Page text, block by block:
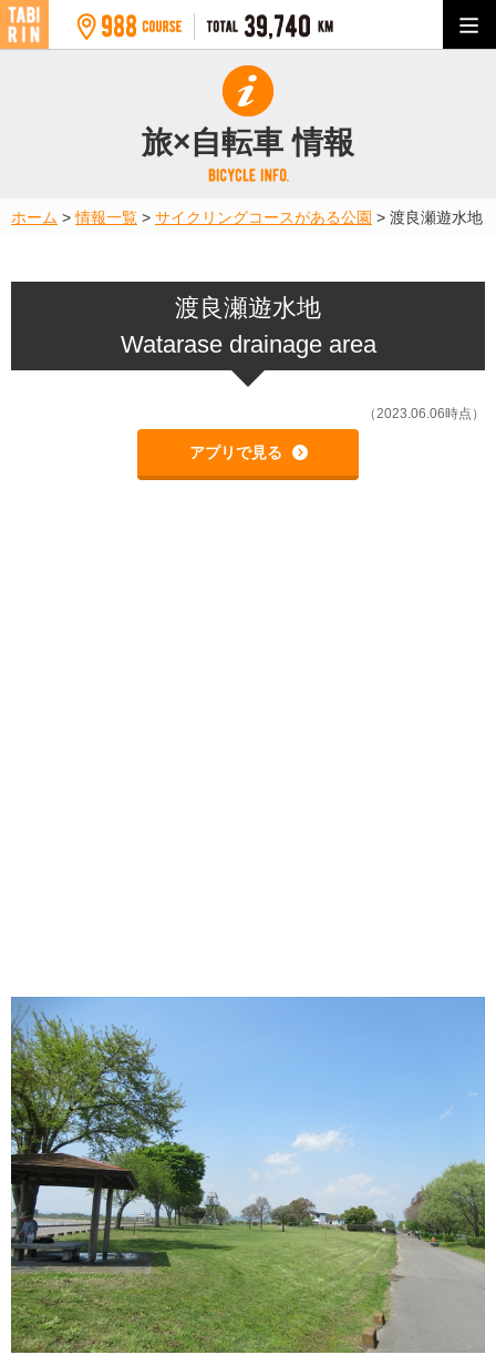
旅×自転車 情報
ホーム >情報一覧 > サイクリングコースがある公園 > 渡良瀬遊水地
渡良瀬遊水地
Watarase drainage area
（2023.06.06時点）
アプリで見る